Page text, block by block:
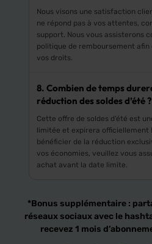
Nous visons une satisfaction
ne répond pas à vos attentes,
support. Nous vous assisterons
politique de remboursement
vos droits.
8. Combien de temps
réduction des soldes d’été ?
Cette offre de soldes d’été est
limitée et expirera officiellement
bénéficier de la réduction
vos économies, veuillez vous
achat avant la date limite.
*Bonus supplémentaire :
réseaux sociaux avec le
recevez 1 mois